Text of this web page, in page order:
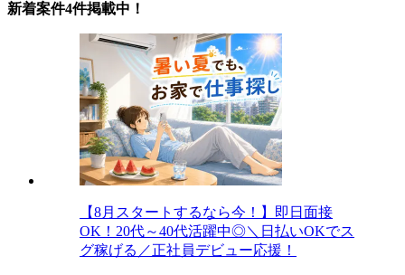
新着案件4件掲載中！
【8月スタートするなら今！】即日面接
OK！20代～40代活躍中◎＼日払いOKでス
グ稼げる／正社員デビュー応援！